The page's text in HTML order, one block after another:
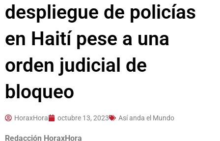
despliegue de policías
en Haití pese a una
orden judicial de
bloqueo
HoraxHora octubre 13, 2023 Así anda el Mundo
Redacción HoraxHora